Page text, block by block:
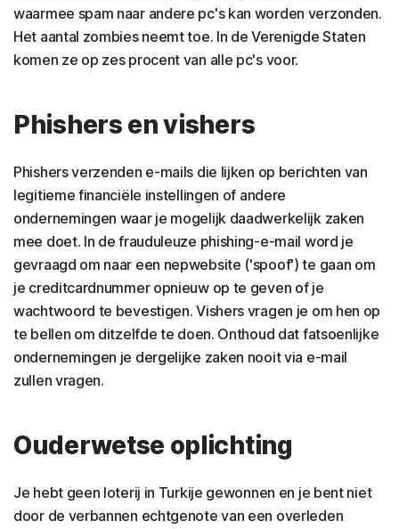
waarmee spam naar andere pc's kan worden verzonden.
Het aantal zombies neemt toe. In de Verenigde Staten
komen ze op zes procent van alle pc's voor.
Phishers en vishers
Phishers verzenden e-mails die lijken op berichten van
legitieme financiële instellingen of andere
ondernemingen waar je mogelijk daadwerkelijk zaken
mee doet. In de frauduleuze phishing-e-mail word je
gevraagd om naar een nepwebsite ('spoof') te gaan om
je creditcardnummer opnieuw op te geven of je
wachtwoord te bevestigen. Vishers vragen je om hen op
te bellen om ditzelfde te doen. Onthoud dat fatsoenlijke
ondernemingen je dergelijke zaken nooit via e-mail
zullen vragen.
Ouderwetse oplichting
Je hebt geen loterij in Turkije gewonnen en je bent niet
door de verbannen echtgenote van een overleden